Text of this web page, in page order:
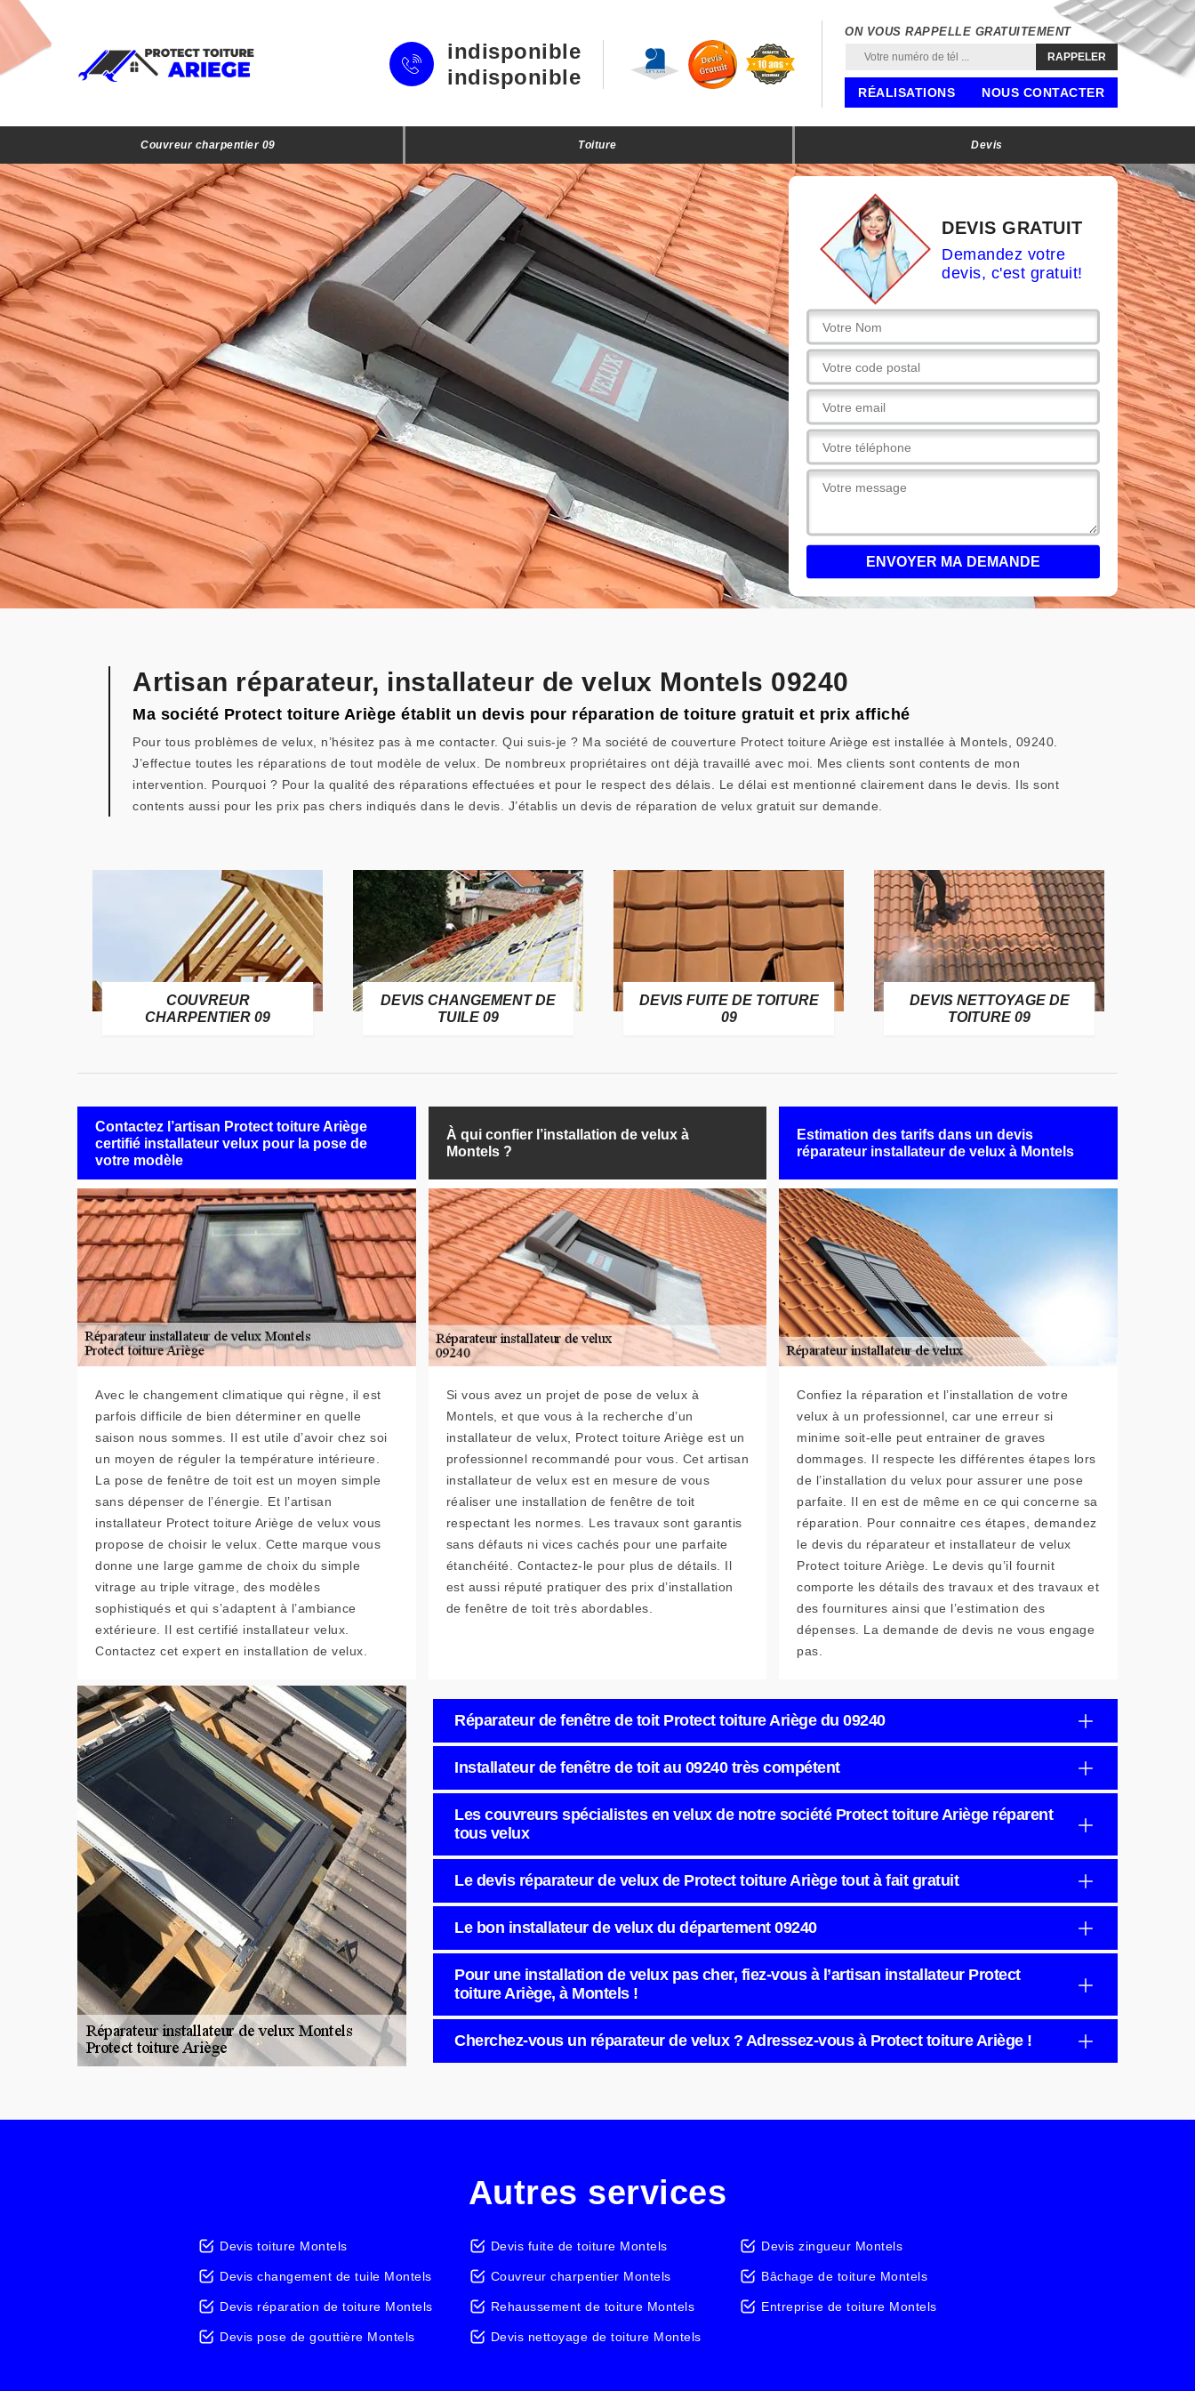
indisponible
indisponible
ON VOUS RAPPELLE GRATUITEMENT
RÉALISATIONS NOUS CONTACTER
Couvreur charpentier 09 Toiture Devis
DEVIS GRATUIT
Demandez votre
devis, c'est gratuit!
Artisan réparateur, installateur de velux Montels 09240
Ma société Protect toiture Ariège établit un devis pour réparation de toiture gratuit et prix affiché
Pour tous problèmes de velux, n’hésitez pas à me contacter. Qui suis-je ? Ma société de couverture Protect toiture Ariège est installée à Montels, 09240.
J’effectue toutes les réparations de tout modèle de velux. De nombreux propriétaires ont déjà travaillé avec moi. Mes clients sont contents de mon
intervention. Pourquoi ? Pour la qualité des réparations effectuées et pour le respect des délais. Le délai est mentionné clairement dans le devis. Ils sont
contents aussi pour les prix pas chers indiqués dans le devis. J’établis un devis de réparation de velux gratuit sur demande.
COUVREUR
CHARPENTIER 09
DEVIS CHANGEMENT DE
TUILE 09
DEVIS FUITE DE TOITURE
09
DEVIS NETTOYAGE DE
TOITURE 09
Contactez l’artisan Protect toiture Ariège
certifié installateur velux pour la pose de
votre modèle
Avec le changement climatique qui règne, il est
parfois difficile de bien déterminer en quelle
saison nous sommes. Il est utile d’avoir chez soi
un moyen de réguler la température intérieure.
La pose de fenêtre de toit est un moyen simple
sans dépenser de l’énergie. Et l’artisan
installateur Protect toiture Ariège de velux vous
propose de choisir le velux. Cette marque vous
donne une large gamme de choix du simple
vitrage au triple vitrage, des modèles
sophistiqués et qui s’adaptent à l’ambiance
extérieure. Il est certifié installateur velux.
Contactez cet expert en installation de velux.
À qui confier l’installation de velux à
Montels ?
Si vous avez un projet de pose de velux à
Montels, et que vous à la recherche d’un
installateur de velux, Protect toiture Ariège est un
professionnel recommandé pour vous. Cet artisan
installateur de velux est en mesure de vous
réaliser une installation de fenêtre de toit
respectant les normes. Les travaux sont garantis
sans défauts ni vices cachés pour une parfaite
étanchéité. Contactez-le pour plus de détails. Il
est aussi réputé pratiquer des prix d’installation
de fenêtre de toit très abordables.
Estimation des tarifs dans un devis
réparateur installateur de velux à Montels
Confiez la réparation et l’installation de votre
velux à un professionnel, car une erreur si
minime soit-elle peut entrainer de graves
dommages. Il respecte les différentes étapes lors
de l’installation du velux pour assurer une pose
parfaite. Il en est de même en ce qui concerne sa
réparation. Pour connaitre ces étapes, demandez
le devis du réparateur et installateur de velux
Protect toiture Ariège. Le devis qu’il fournit
comporte les détails des travaux et des travaux et
des fournitures ainsi que l’estimation des
dépenses. La demande de devis ne vous engage
pas.
Réparateur de fenêtre de toit Protect toiture Ariège du 09240
Installateur de fenêtre de toit au 09240 très compétent
Les couvreurs spécialistes en velux de notre société Protect toiture Ariège réparent
tous velux
Le devis réparateur de velux de Protect toiture Ariège tout à fait gratuit
Le bon installateur de velux du département 09240
Pour une installation de velux pas cher, fiez-vous à l’artisan installateur Protect
toiture Ariège, à Montels !
Cherchez-vous un réparateur de velux ? Adressez-vous à Protect toiture Ariège !
Autres services
Devis toiture Montels
Devis changement de tuile Montels
Devis réparation de toiture Montels
Devis pose de gouttière Montels
Devis fuite de toiture Montels
Couvreur charpentier Montels
Rehaussement de toiture Montels
Devis nettoyage de toiture Montels
Devis zingueur Montels
Bâchage de toiture Montels
Entreprise de toiture Montels